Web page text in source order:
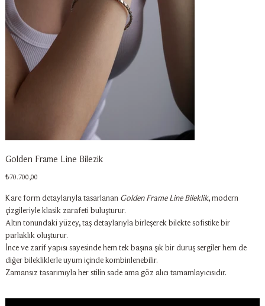
Golden Frame Line Bilezik
Fiyat
₺70.700,00
Kare form detaylarıyla tasarlanan Golden Frame Line Bileklik, modern
çizgileriyle klasik zarafeti buluşturur.
Altın tonundaki yüzey, taş detaylarıyla birleşerek bilekte sofistike bir
parlaklık oluşturur.
İnce ve zarif yapısı sayesinde hem tek başına şık bir duruş sergiler hem de
diğer bilekliklerle uyum içinde kombinlenebilir.
Zamansız tasarımıyla her stilin sade ama göz alıcı tamamlayıcısıdır.